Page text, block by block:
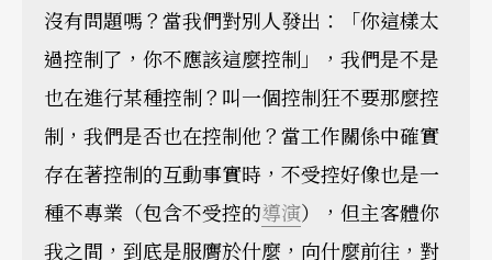
沒有問題嗎？當我們對別人發出：「你這樣太
過控制了，你不應該這麼控制」，我們是不是
也在進行某種控制？叫一個控制狂不要那麼控
制，我們是否也在控制他？當工作關係中確實
存在著控制的互動事實時，不受控好像也是一
種不專業（包含不受控的導演），但主客體你
我之間，到底是服膺於什麼，向什麼前往，對